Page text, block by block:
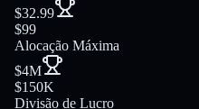
$32.99
$99
Alocação Máxima
$4M
$150K
Divisão de Lucro